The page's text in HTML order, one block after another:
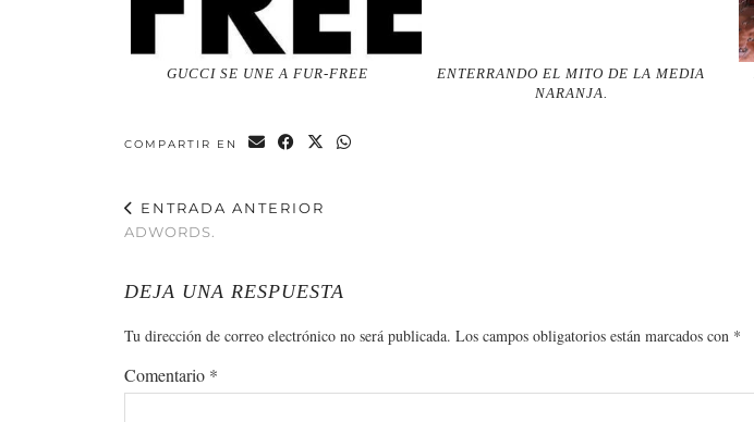
GUCCI SE UNE A FUR-FREE
ENTERRANDO EL MITO DE LA MEDIA
NARANJA.
COMPARTIR EN
ENTRADA ANTERIOR
ADWORDS.
DEJA UNA RESPUESTA
Tu dirección de correo electrónico no será publicada. Los campos obligatorios están marcados con *
Comentario *